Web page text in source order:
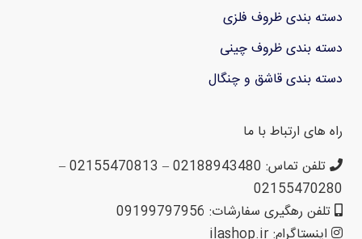
دسته بندی ظروف فلزی
دسته بندی ظروف چینی
دسته بندی قاشق و چنگال
راه های ارتباط با ما
تلفن تماس: 02188943480 – 02155470813 –
02155470280
تلفن رهگیری سفارشات: 09199797956
اینستاگرام: ilashop.ir